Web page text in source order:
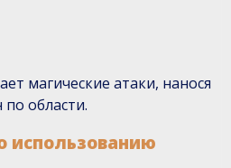
магические атаки, нанося
области.
использованию